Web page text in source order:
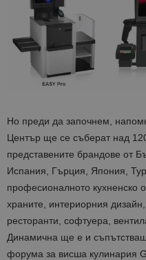
Но преди да започнем,
Център ще се съберат над
представените брандове от
Испания, Гърция, Япония,
професионалното кухненско
храните, интериорния
ресторанти, софтуера,
Динамична ще е и
форума за висша кулинария